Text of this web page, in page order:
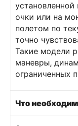
очки или на
полетом по
точно
Такие модели
маневры,
ограниченных
Что